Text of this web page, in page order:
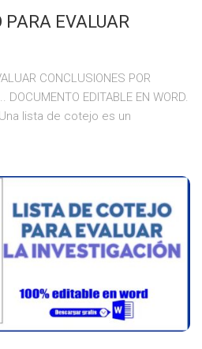
PARA EVALUAR
CONCLUSIONES POR
DOCUMENTO EDITABLE EN WORD.
lista de cotejo es un